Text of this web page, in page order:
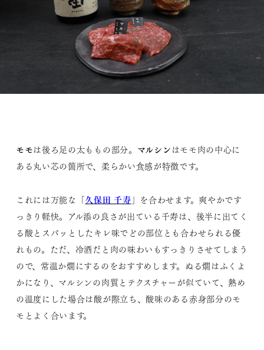
モモは後ろ足の太ももの部分。 マルシン はモモ肉の中心に
ある丸い芯の箇所で、柔らかい食感が特徴です。
これには万能な「久保田 千寿 」を合わせます。爽やかです
っきり軽快。アル添の良さが出ている千寿は、後半に出てく
る酸とスパッとしたキレ味でどの部位とも合わせられる優
れもの。ただ、冷酒だと肉の味わいもすっきりさせてしまう
ので、常温か燗にするのをおすすめします。ぬる燗はふくよ
かになり、マルシンの肉質とテクスチャーが似ていて、熱め
の温度にした場合は酸が際立ち、酸味のある赤身部分のモ
モとよく合います。